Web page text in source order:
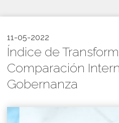
11-05-2022
Índice de
Comparación
Gobernanza